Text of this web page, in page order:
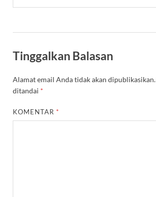
Tinggalkan Balasan
Alamat email Anda tidak akan dipublikasikan.
ditandai *
KOMENTAR *